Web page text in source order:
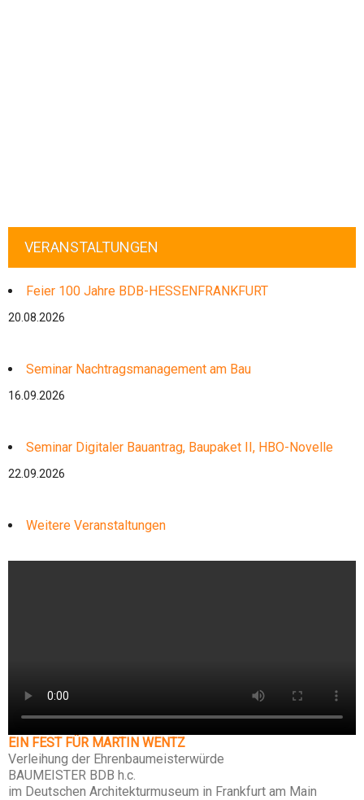
VERANSTALTUNGEN
Feier 100 Jahre BDB-HESSENFRANKFURT
20.08.2026
Seminar Nachtragsmanagement am Bau
16.09.2026
Seminar Digitaler Bauantrag, Baupaket II, HBO-Novelle
22.09.2026
Weitere Veranstaltungen
EIN FEST FÜR MARTIN WENTZ
Verleihung der Ehrenbaumeisterwürde
BAUMEISTER BDB h.c.
im Deutschen Architekturmuseum in Frankfurt am Main